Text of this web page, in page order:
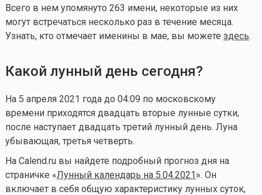
Всего в нем упомянуто 263 имени, некоторые из них
могут встречаться несколько раз в течение месяца.
Узнать, кто отмечает именины в мае, вы можете здесь.
Какой лунный день сегодня?
На 5 апреля 2021 года до 04:09 по московскому
времени приходятся двадцать вторые лунные сутки,
после наступает двадцать третий лунный день. Луна
убывающая, третья четверть.
На Calend.ru вы найдете подробный прогноз дня на
страничке «Лунный календарь на 5.04.2021». Он
включает в себя общую характеристику лунных суток,